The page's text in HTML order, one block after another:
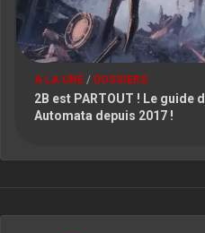
A LA UNE / DOSSIERS
2B est PARTOUT ! Le
Automata depuis 2017 !